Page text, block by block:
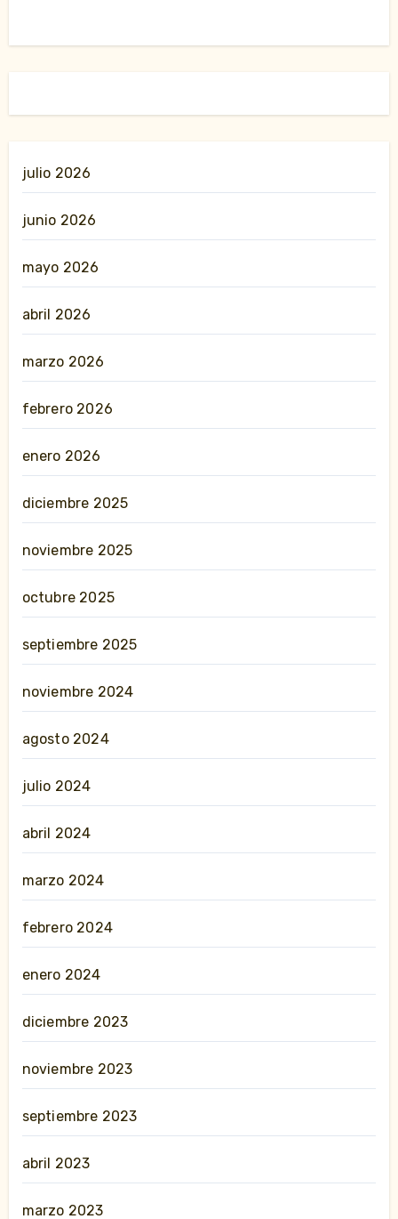
julio 2026
junio 2026
mayo 2026
abril 2026
marzo 2026
febrero 2026
enero 2026
diciembre 2025
noviembre 2025
octubre 2025
septiembre 2025
noviembre 2024
agosto 2024
julio 2024
abril 2024
marzo 2024
febrero 2024
enero 2024
diciembre 2023
noviembre 2023
septiembre 2023
abril 2023
marzo 2023